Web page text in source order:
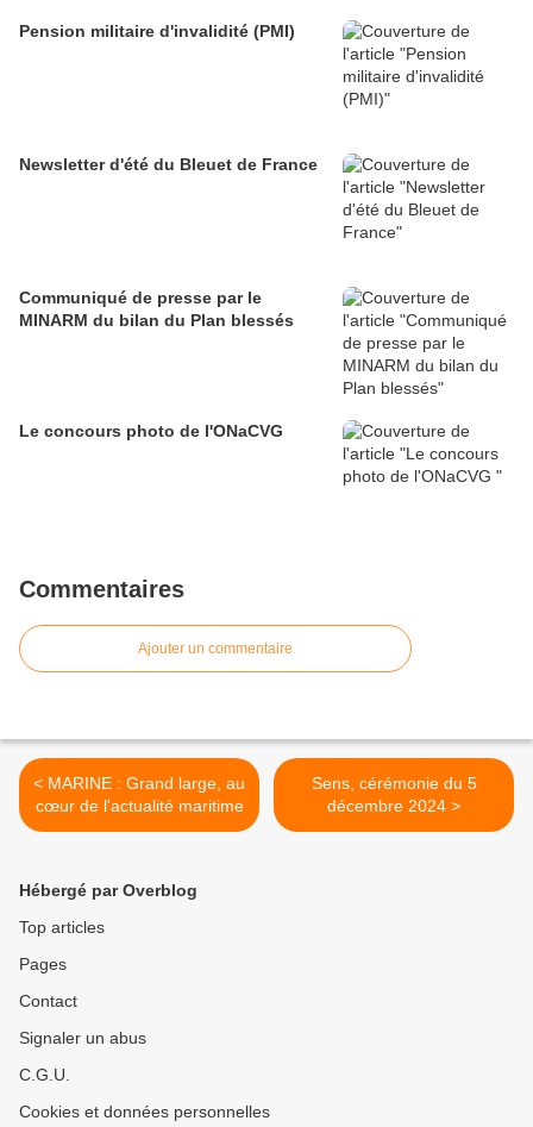
Pension militaire d'invalidité (PMI)
Newsletter d'été du Bleuet de France
Communiqué de presse par le
MINARM du bilan du Plan blessés
Le concours photo de l'ONaCVG
Commentaires
Ajouter un commentaire
< MARINE : Grand large, au
cœur de l'actualité maritime
Sens, cérémonie du 5
décembre 2024 >
Hébergé par Overblog
Top articles
Pages
Contact
Signaler un abus
C.G.U.
Cookies et données personnelles